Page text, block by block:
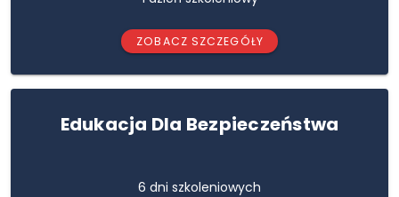
ZOBACZ SZCZEGÓŁY
Edukacja Dla Bezpieczeństwa
6 dni szkoleniowych